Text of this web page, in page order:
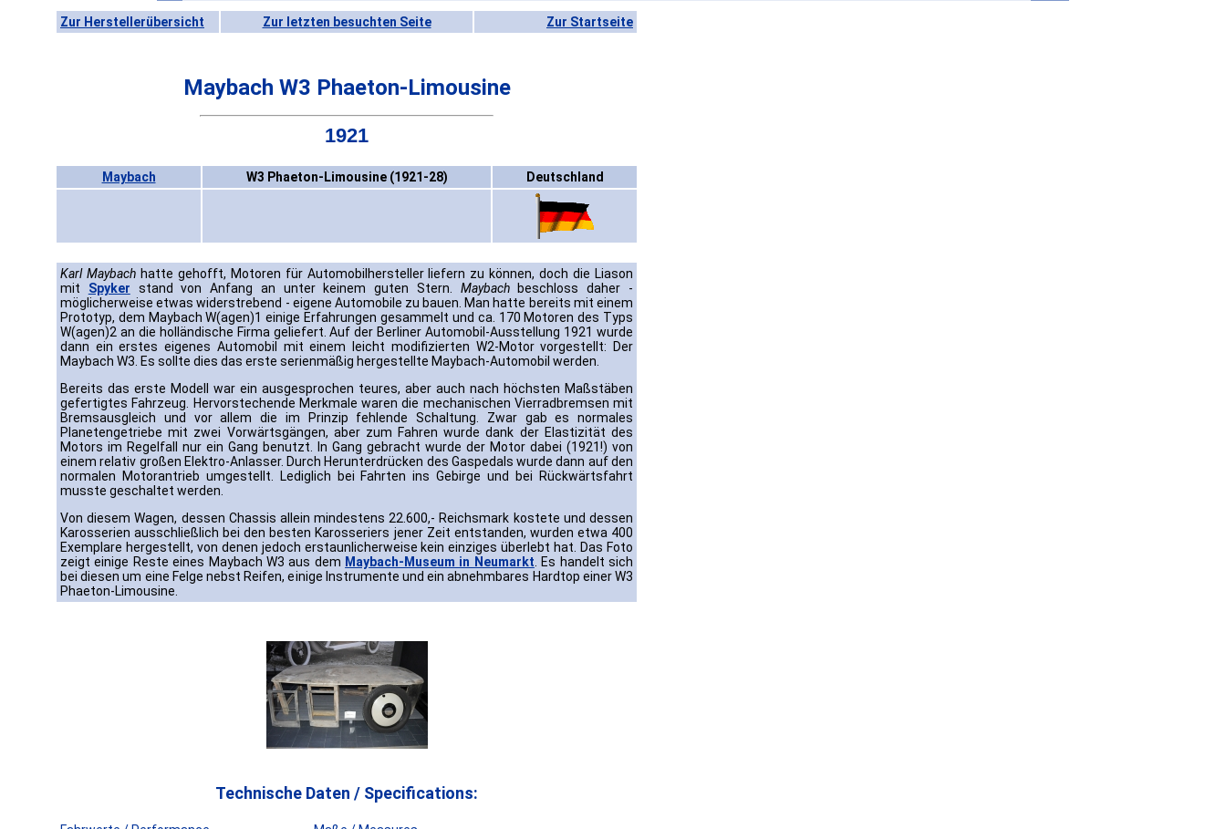
Zur Herstellerübersicht Zur letzten besuchten Seite Zur Startseite
Maybach W3 Phaeton-Limousine
1921
Maybach W3 Phaeton-Limousine (1921-28) Deutschland
Karl Maybachhatte gehofft, Motoren für Automobilhersteller liefern zu können, doch die Liason
mit Spyker stand von Anfang an unter keinem guten Stern. Maybachbeschloss daher -
möglicherweise etwas widerstrebend - eigene Automobile zu bauen. Man hatte bereits mit einem
Prototyp, dem Maybach W(agen)1 einige Erfahrungen gesammelt und ca. 170 Motoren des Typs
W(agen)2 an die holländische Firma geliefert. Auf der Berliner Automobil-Ausstellung 1921 wurde
dann ein erstes eigenes Automobil mit einem leicht modifizierten W2-Motor vorgestellt: Der
Maybach W3. Es sollte dies das erste serienmäßig hergestellte Maybach-Automobil werden.
Bereits das erste Modell war ein ausgesprochen teures, aber auch nach höchsten Maßstäben
gefertigtes Fahrzeug. Hervorstechende Merkmale waren die mechanischen Vierradbremsen mit
Bremsausgleich und vor allem die im Prinzip fehlende Schaltung. Zwar gab es normales
Planetengetriebe mit zwei Vorwärtsgängen, aber zum Fahren wurde dank der Elastizität des
Motors im Regelfall nur ein Gang benutzt. In Gang gebracht wurde der Motor dabei (1921!) von
einem relativ großen Elektro-Anlasser. Durch Herunterdrücken des Gaspedals wurde dann auf den
normalen Motorantrieb umgestellt. Lediglich bei Fahrten ins Gebirge und bei Rückwärtsfahrt
musste geschaltet werden.
Von diesem Wagen, dessen Chassis allein mindestens 22.600,- Reichsmark kostete und dessen
Karosserien ausschließlich bei den besten Karosseriers jener Zeit entstanden, wurden etwa 400
Exemplare hergestellt, von denen jedoch erstaunlicherweise kein einziges überlebt hat. Das Foto
zeigt einige Reste eines Maybach W3 aus dem Maybach-Museum in Neumarkt . Es handelt sich
bei diesen um eine Felge nebst Reifen, einige Instrumente und ein abnehmbares Hardtop einer W3
Phaeton-Limousine.
Technische Daten / Specifications: